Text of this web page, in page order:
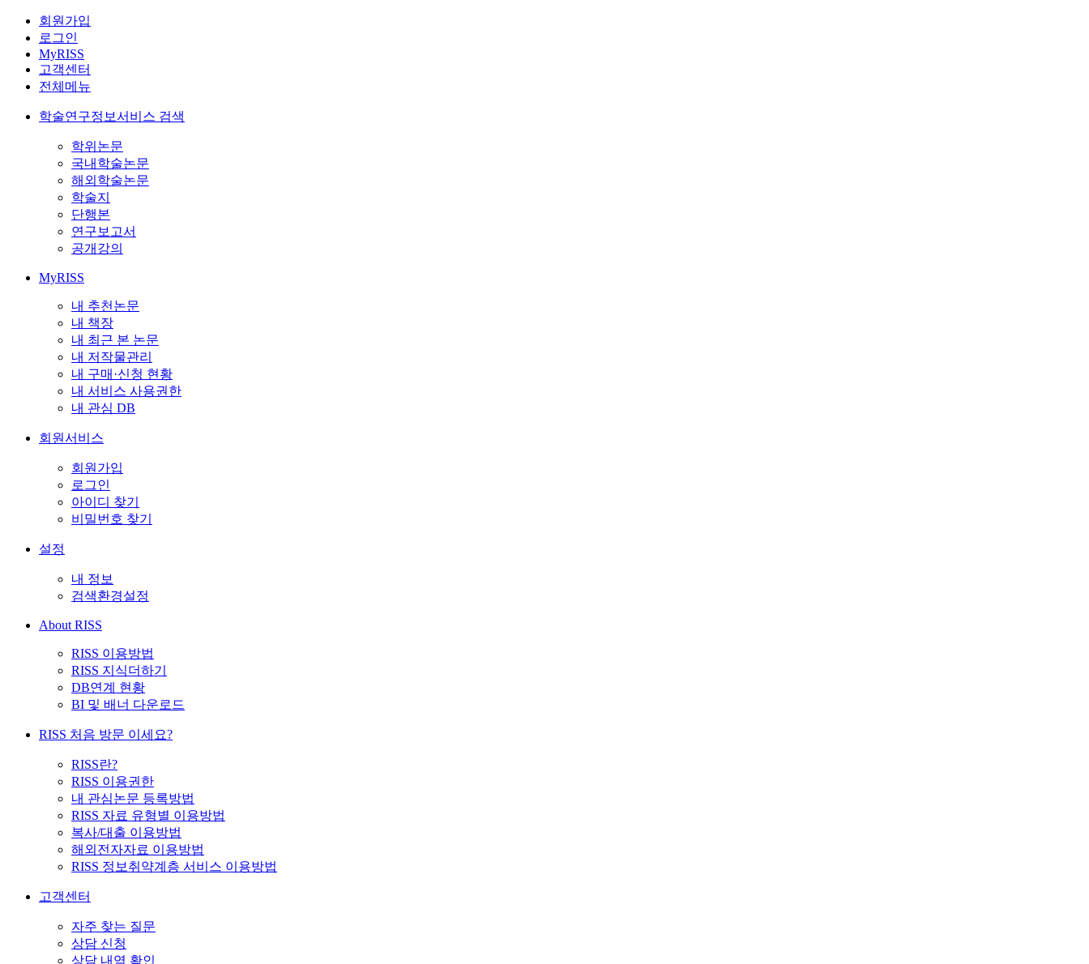
회원가입
로그인
MyRISS
고객센터
전체메뉴
학술연구정보서비스 검색
학위논문
국내학술논문
해외학술논문
학술지
단행본
연구보고서
공개강의
MyRISS
내 추천논문
내 책장
내 최근 본 논문
내 저작물관리
내 구매·신청 현황
내 서비스 사용권한
내 관심 DB
회원서비스
회원가입
로그인
아이디 찾기
비밀번호 찾기
설정
내 정보
검색환경설정
About RISS
RISS 이용방법
RISS 지식더하기
DB연계 현황
BI 및 배너 다운로드
RISS 처음 방문 이세요?
RISS란?
RISS 이용권한
내 관심논문 등록방법
RISS 자료 유형별 이용방법
복사/대출 이용방법
해외전자자료 이용방법
RISS 정보취약계층 서비스 이용방법
고객센터
자주 찾는 질문
상담 신청
상담 내역 확인